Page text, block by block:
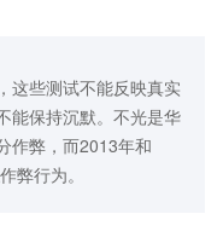
这些测试不能反映真实
能保持沉默。不光是华
作弊，而2013年和
弊行为。